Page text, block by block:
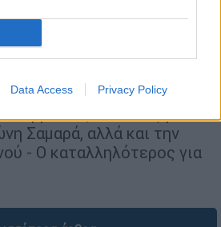
Data Access Privacy Policy
για δημιουργία
Πόσοι θα ψήφιζαν
για το ενδεχόμενο
κομμάτων, τον Αλέξη
Σαμαρά, αλλά και την
- Ο καταλληλότερος για